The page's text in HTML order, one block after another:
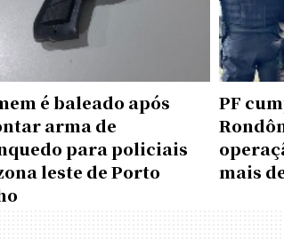
é baleado após
arma de
para policiais
leste de Porto
PF
mais